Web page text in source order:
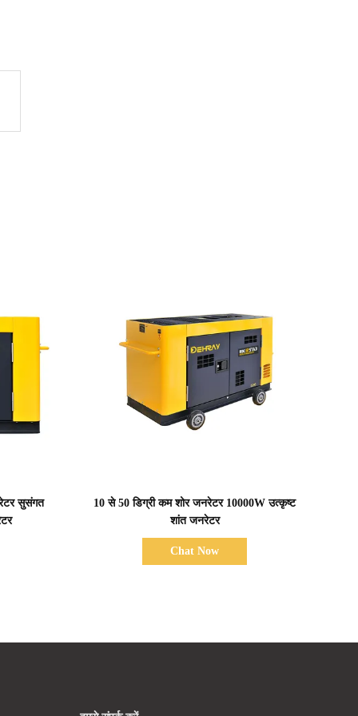
सुसंगत
प्रदर्शन का विवरण
10 से 50 डिग्री कम शोर जनरेटर 10000W उत्कृष्ट
शांत जनरेटर
Chat Now